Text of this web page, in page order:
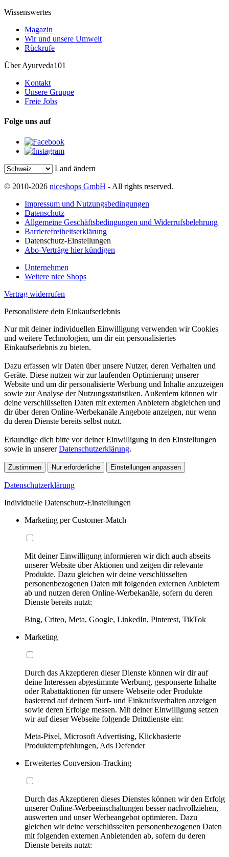
Wissenswertes
Magazin
Wir und unsere Umwelt
Rückrufe
Über Ayurveda101
Kontakt
Unsere Gruppe
Freie Jobs
Folge uns auf
Land ändern
© 2010-2026 niceshops GmbH - All rights reserved.
Impressum und Nutzungsbedingungen
Datenschutz
Allgemeine Geschäftsbedingungen und Widerrufsbelehrung
Barrierefreiheitserklärung
Datenschutz-Einstellungen
Abo-Verträge hier kündigen
Unternehmen
Weitere nice Shops
Vertrag widerrufen
Personalisiere dein Einkaufserlebnis
Nur mit deiner individuellen Einwilligung verwenden wir Cookies
und weitere Technologien, um dir ein personalisiertes
Einkaufserlebnis zu bieten.
Dazu erfassen wir Daten über unsere Nutzer, deren Verhalten und
Geräte. Diese nutzen wir zur laufenden Optimierung unserer
Website und um dir personalisierte Werbung und Inhalte anzuzeigen
sowie zur Analyse der Nutzungsstatistiken. Außerdem können wir
deine verschlüsselten Daten mit externen Anbietern abgleichen und
dir über deren Online-Werbekanäle Angebote anzeigen, nur wenn
du deren Dienste bereits selbst nutzt.
Erkundige dich bitte vor deiner Einwilligung in den Einstellungen
sowie in unsererDatenschutzerklärung.
Zustimmen Nur erforderliche Einstellungen anpassen
Datenschutzerklärung
Individuelle Datenschutz-Einstellungen
Marketing per Customer-Match
Mit deiner Einwilligung informieren wir dich auch abseits
unserer Website über Aktionen und zeigen dir relevante
Produkte. Dazu gleichen wir deine verschlüsselten
personenbezogenen Daten mit folgenden externen Anbietern
ab und nutzen deren Online-Werbekanäle, sofern du deren
Dienste bereits nutzt:
Bing, Criteo, Meta, Google, LinkedIn, Pinterest, TikTok
Marketing
Durch das Akzeptieren dieser Dienste können wir dir auf
deine Interessen abgestimmte Werbung, gesponserte Inhalte
oder Rabattaktionen für unsere Webseite oder Produkte
basierend auf deinem Surf- und Einkaufsverhalten anzeigen
sowie deren Erfolge messen. Mit deiner Einwilligung setzen
wir auf dieser Webseite folgende Drittdienste ein:
Meta-Pixel, Microsoft Advertising, Klickbasierte
Produktempfehlungen, Ads Defender
Erweitertes Conversion-Tracking
Durch das Akzeptieren dieses Dienstes können wir den Erfolg
unserer Online-Werbeeinschaltungen besser nachvollziehen,
auswerten und unser Werbeangebot optimieren. Dazu
gleichen wir deine verschlüsselten personenbezogenen Daten
mit folgenden externen Anbietenden ab, sofern du deren
Dienste bereits nutzt: